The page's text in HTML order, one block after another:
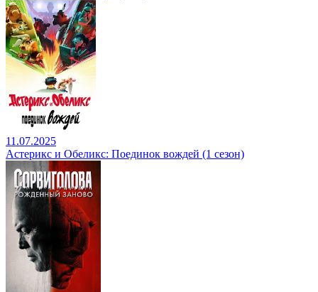
11.07.2025
Астерикс и Обеликс: Поединок вождей (1 сезон)